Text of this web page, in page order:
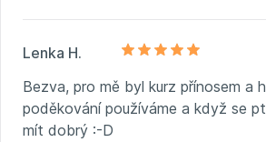
Lenka H.
Bezva, pro mě byl kurz přínosem a
poděkování používáme a když se
mít dobrý :-D